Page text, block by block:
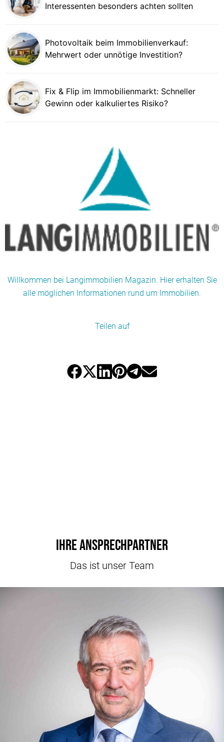
Interessenten besonders achten sollten
Photovoltaik beim Immobilienverkauf:
Mehrwert oder unnötige Investition?
Fix & Flip im Immobilienmarkt: Schneller
Gewinn oder kalkuliertes Risiko?
Willkommen bei Langimmobilien Magazin. Hier erhalten Sie
alle möglichen Informationen rund um Immobilien.
Teilen auf
Ihre Ansprechpartner
Das ist unser Team